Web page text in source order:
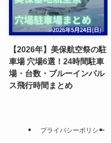
【2026年】美保航空祭の駐
車場 穴場6選！24時間駐車
場・台数・ブルーインパル
ス飛行時間まとめ
プライバシーポリシー